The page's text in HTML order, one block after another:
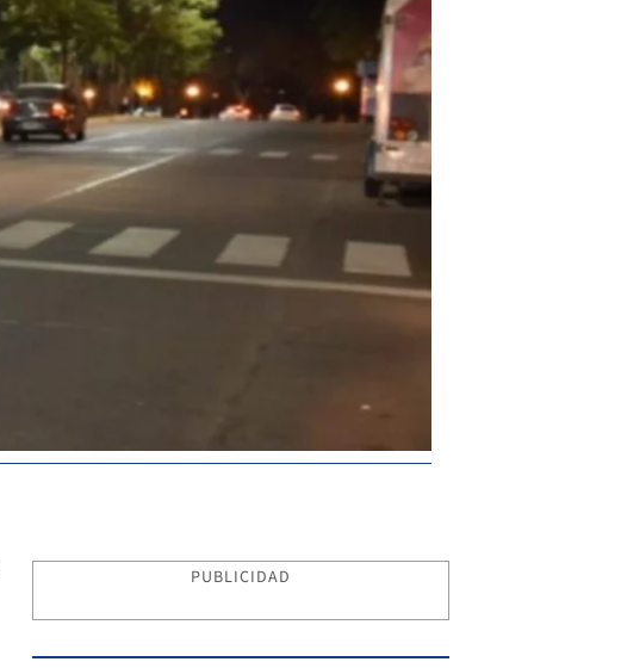
PUBLICIDAD